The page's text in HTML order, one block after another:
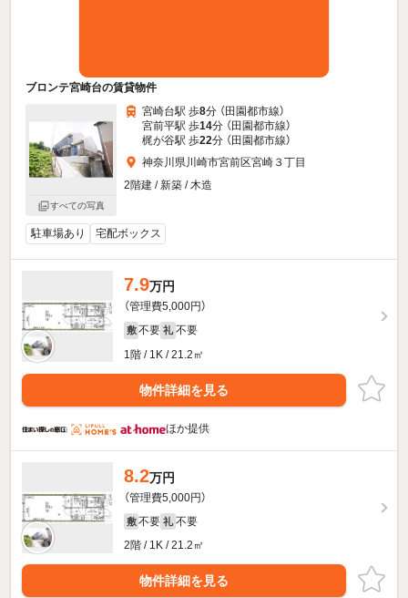
ブロンテ宮崎台の賃貸物件
すべての写真
宮崎台駅 歩8分 （田園都市線）
宮前平駅 歩14分 （田園都市線）
梶が谷駅 歩22分 （田園都市線）
神奈川県川崎市宮前区宮崎３丁目
2階建 / 新築 / 木造
駐車場あり 宅配ボックス
7.9万円
（管理費5,000円）
敷 不要 礼 不要
1階 / 1K / 21.2㎡
物件詳細を見る
ほか提供
8.2万円
（管理費5,000円）
敷 不要 礼 不要
2階 / 1K / 21.2㎡
物件詳細を見る